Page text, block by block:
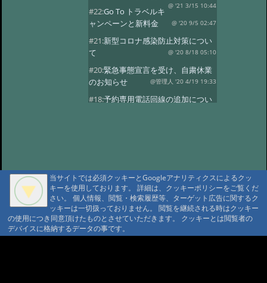
@ '21 3/15 10:44
#22:Go To トラベルキ
ャンペーンと新料金
@ '20 9/5 02:47
#21:新型コロナ感染防止対策につい
て
@ '20 8/18 05:10
#20:緊急事態宣言を受け、自粛休業
のお知らせ
@管理人 '20 4/19 19:33
#18:予約専用電話回線の追加につい
#13:ご計画の方に @ '18 7/23 00:55
#12: 4月中頃営業はじめます
@ '18 3/17 00:44
#11:今年の小屋締め、
冬期休業
当サイトでは必須クッキーとGoogleアナリティクスによるクッ
キーを使用しております。 詳細は、クッキーポリシーをご覧くだ
さい。 個人情報、閲覧・検索履歴等、ターゲット広告に関するク
ッキーは一切扱っておりません。 閲覧を継続される時はクッキー
の使用につき同意頂けたものとさせていただきます。 クッキーとは閲覧者の
デバイスに格納するデータの事です。